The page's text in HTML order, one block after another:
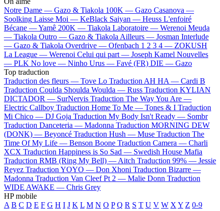
Notre Dame — Gazo & Tiakola 100K — Gazo Casanova —
Soolking Laisse Moi — KeBlack Saiyan — Heuss L'enfoiré
Bécane —Yamê 200K — Tiakola Laboratoire — Werenoi Meuda
— Tiakola Outro — Gazo & Tiakola Ailleurs — Josman Interlude
— Gazo & Tiakola Overdrive — Ofenbach 1 2 3 4 — ZOKUSH
La League — Werenoi Celui qui part — Joseph Kamel Nouvelles
— PLK No love — Ninho Urus — Favé (FR) DIE — Gazo
Top traduction
Traduction des fleurs — Tove Lo Traduction AH HA — Cardi B
Traduction Coulda Shoulda Woulda — Russ Traduction KYLIAN
DICTADOR — SurNervis Traduction The Way You Are —
Electric Callboy Traduction Home To Me — Tones & I Traduction
Mi Chico — DJ Goja Traduction My Body Isn't Ready — Sombr
Traduction Danceteria — Madonna Traduction MORNING DEW
(DONK) — Beyoncé Traduction Hush — Muse Traduction The
Time Of My Life — Benson Boone Traduction Camera — Charli
XCX Traduction Happiness is So Sad — Swedish House Mafia
Traduction RMB (Ring My Bell) — Aitch Traduction 99% — Jessie
Reyez Traduction YOYO — Don Xhoni Traduction Bizarre —
Madonna Traduction Van Cleef Pt 2 — Malie Donn Traduction
WIDE AWAKE — Chris Grey
HP mobile
A B C D E F G H I J K L M N O P Q R S T U V W X Y Z 0-9